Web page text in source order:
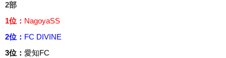
2部
1位： NagoyaSS
2位： FC DIVINE
3位： 愛知FC